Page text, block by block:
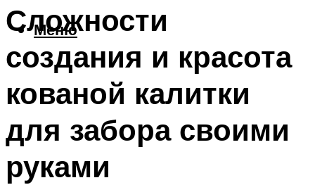
Меню
Сложности
создания и красота
кованой калитки
для забора своими
руками